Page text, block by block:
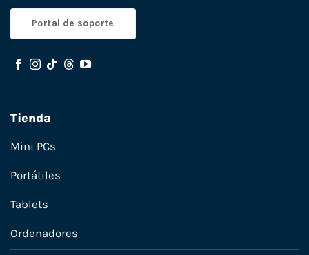
Portal de soporte
Tienda
Mini PCs
Portátiles
Tablets
Ordenadores